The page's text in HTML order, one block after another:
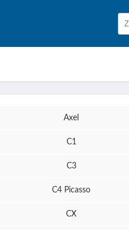
Axel
C1
C3
C4 Picasso
CX